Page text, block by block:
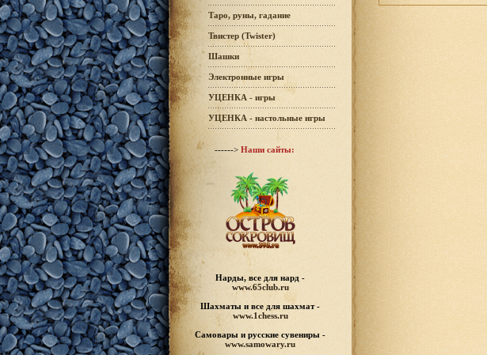
Таро, руны, гадание
Твистер (Twister)
Шашки
Электронные игры
УЦЕНКА - игры
УЦЕНКА - настольные игры
------> Наши сайты:
Нарды, все для нард -
www.65club.ru
Шахматы и все для шахмат -
www.1chess.ru
Самовары и русские сувениры -
www.samowary.ru